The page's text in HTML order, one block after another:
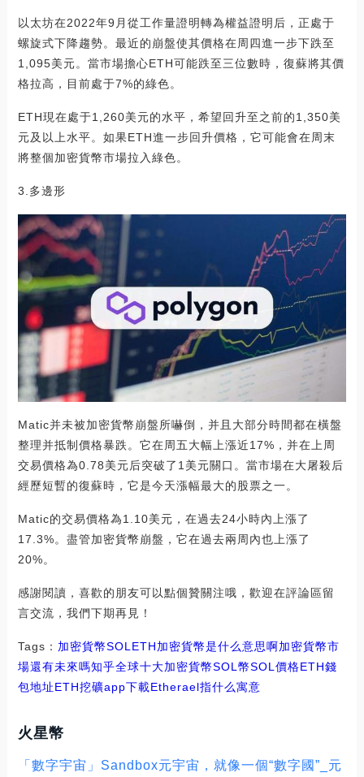
以太坊在2022年9月從工作量證明轉為權益證明后，正處于
螺旋式下降趨勢。最近的崩盤使其價格在周四進一步下跌至
1,095美元。當市場擔心ETH可能跌至三位數時，復蘇將其價
格拉高，目前處于7%的綠色。
ETH現在處于1,260美元的水平，希望回升至之前的1,350美
元及以上水平。如果ETH進一步回升價格，它可能會在周末
將整個加密貨幣市場拉入綠色。
3.多邊形
Matic并未被加密貨幣崩盤所嚇倒，并且大部分時間都在橫盤
整理并抵制價格暴跌。它在周五大幅上漲近17%，并在上周
交易價格為0.78美元后突破了1美元關口。當市場在大屠殺后
經歷短暫的復蘇時，它是今天漲幅最大的股票之一。
Matic的交易價格為1.10美元，在過去24小時內上漲了
17.3%。盡管加密貨幣崩盤，它在過去兩周內也上漲了
20%。
感謝閱讀，喜歡的朋友可以點個贊關注哦，歡迎在評論區留
言交流，我們下期再見！
Tags： 加密貨幣SOL ETH加密貨幣是什么意思啊加密貨幣市
場還有未來嗎知乎全球十大加密貨幣SOL幣SOL價格ETH錢
包地址ETH挖礦app下載Etherael指什么寓意
火星幣
「數字宇宙」Sandbox元宇宙，就像一個“數字國”_元